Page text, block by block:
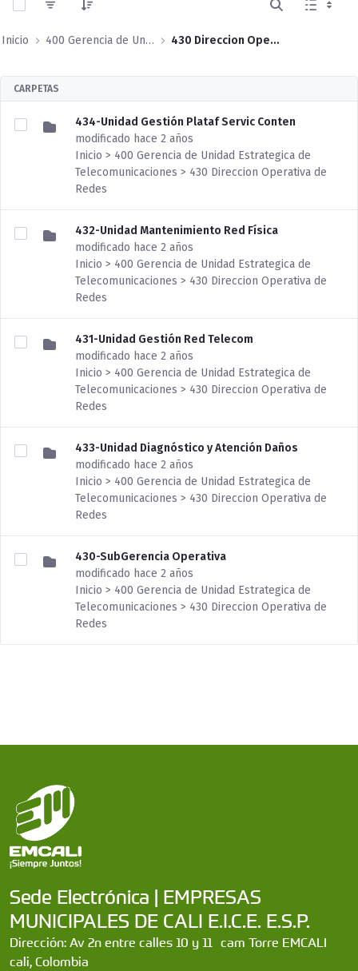
Inicio 400 Gerencia de Unidad Estrategica de Telecomunicaciones 430 Direccion Operativa de Redes
CARPETAS
434-Unidad Gestión Plataf Servic Conten
modificado hace 2 años
Inicio > 400 Gerencia de Unidad Estrategica de
Telecomunicaciones > 430 Direccion Operativa de
Redes
432-Unidad Mantenimiento Red Física
modificado hace 2 años
Inicio > 400 Gerencia de Unidad Estrategica de
Telecomunicaciones > 430 Direccion Operativa de
Redes
431-Unidad Gestión Red Telecom
modificado hace 2 años
Inicio > 400 Gerencia de Unidad Estrategica de
Telecomunicaciones > 430 Direccion Operativa de
Redes
433-Unidad Diagnóstico y Atención Daños
modificado hace 2 años
Inicio > 400 Gerencia de Unidad Estrategica de
Telecomunicaciones > 430 Direccion Operativa de
Redes
430-SubGerencia Operativa
modificado hace 2 años
Inicio > 400 Gerencia de Unidad Estrategica de
Telecomunicaciones > 430 Direccion Operativa de
Redes
Sede Electrónica | EMPRESAS
MUNICIPALES DE CALI E.I.C.E. E.S.P.
Dirección: Av 2n entre calles 10 y 11 cam Torre EMCALI
cali, Colombia